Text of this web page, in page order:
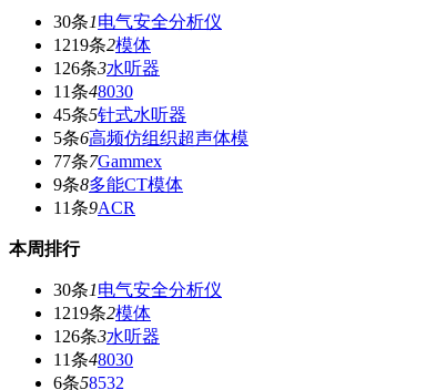
30条1电气安全分析仪
1219条2模体
126条3水听器
11条48030
45条5针式水听器
5条6高频仿组织超声体模
77条7Gammex
9条8多能CT模体
11条9ACR
本周排行
30条1电气安全分析仪
1219条2模体
126条3水听器
11条48030
6条58532